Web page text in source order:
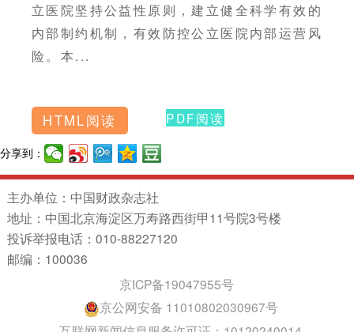
立医院坚持公益性原则，建立健全科学有效的
内部制约机制，有效防控公立医院内部运营风
险。本...
HTML阅读 PDF阅读
分享到：
主办单位：中国财政杂志社
地址：中国北京海淀区万寿路西街甲11号院3号楼
投诉举报电话：010-88227120
邮编：100036
京ICP备19047955号
京公网安备 11010802030967号